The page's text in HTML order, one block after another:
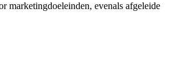
marketingdoeleinden, evenals afgeleide